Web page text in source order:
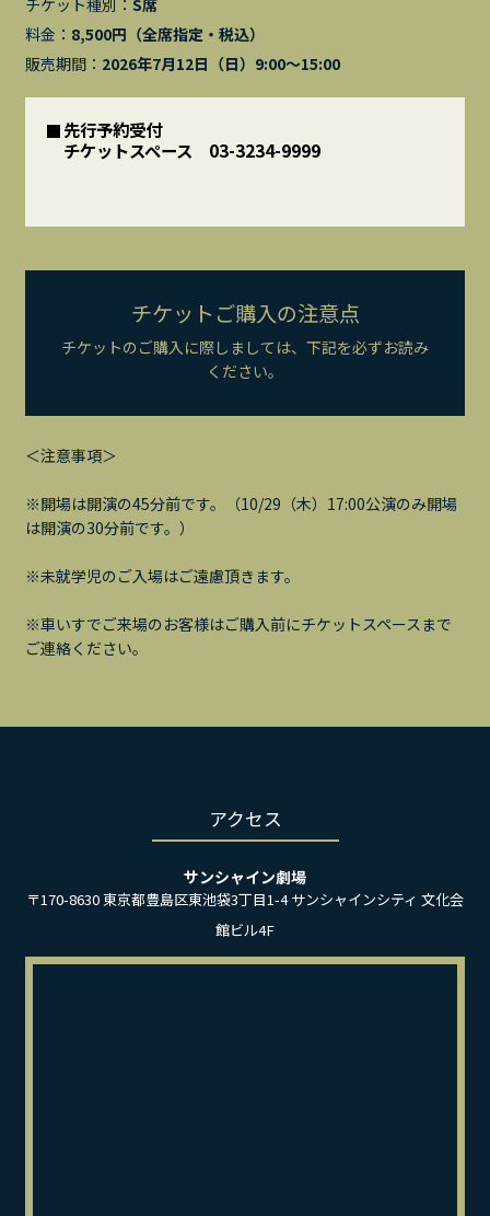
チケット種別： S席
料金： 8,500円（全席指定・税込）
販売期間： 2026年7月12日（日）9:00～15:00
先行予約受付
チケットスペース 03-3234-9999
チケットご購入の注意点
チケットのご購入に際しましては、下記を必ずお読み
ください。
＜注意事項＞
※開場は開演の45分前です。（10/29（木）17:00公演のみ開場
は開演の30分前です。）
※未就学児のご入場はご遠慮頂きます。
※車いすでご来場のお客様はご購入前にチケットスペースまで
ご連絡ください。
アクセス
サンシャイン劇場
〒170-8630 東京都豊島区東池袋3丁目1-4 サンシャインシティ 文化会
館ビル4F